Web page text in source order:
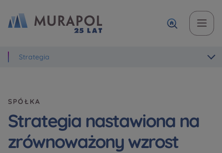
Strategia
SPÓŁKA
Strategia nastawiona na
zrównoważony wzrost
Temat
Вас зацікавила наша пропозиція? Заповніть бланк,
апартаментів інвестиційних у вибраному місті.
Оберіть місто
Imię i nazwisko
Telefon
Imię i nazwisko
Telefon